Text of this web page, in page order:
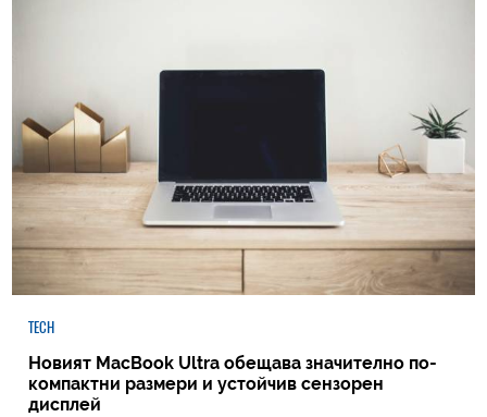
TECH
Новият MacBook Ultra обещава значително по-
компактни размери и устойчив сензорен
дисплей